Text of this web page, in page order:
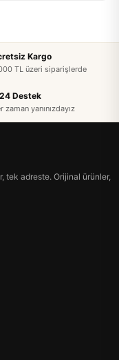
Kargo
TL üzeri siparişlerde
Destek
zaman yanınızdayız
tek adreste. Orijinal ürünler,